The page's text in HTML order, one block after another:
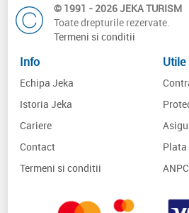
© 1991 - 2026 JEKA TURISM
Toate drepturile rezervate.
Termeni si conditii
Info
Echipa Jeka
Istoria Jeka
Cariere
Contact
Termeni si conditii
Utile
ANPC